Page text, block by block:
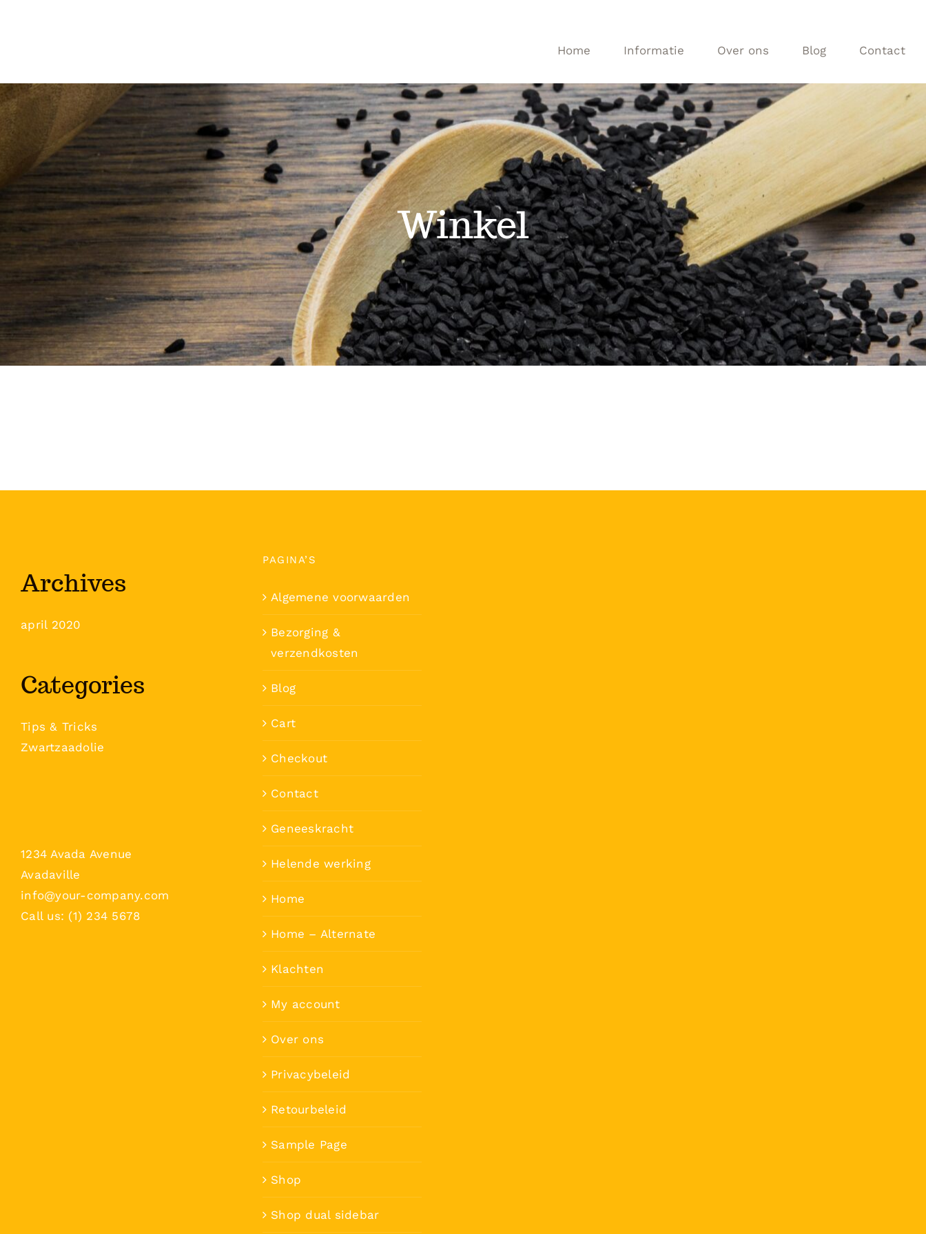
Home Informatie Over ons Blog Contact
Winkel
Archives
april 2020
Categories
Tips & Tricks
Zwartzaadolie
1234 Avada Avenue
Avadaville
info@your-company.com
Call us: (1) 234 5678
PAGINA’S
Algemene voorwaarden
Bezorging &
verzendkosten
Blog
Cart
Checkout
Contact
Geneeskracht
Helende werking
Home
Home – Alternate
Klachten
My account
Over ons
Privacybeleid
Retourbeleid
Sample Page
Shop
Shop dual sidebar